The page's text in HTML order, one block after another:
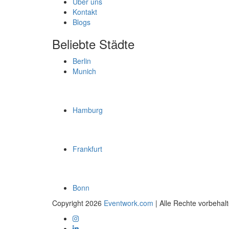
Kontakt
Blogs
Beliebte Städte
Berlin
Munich
Hamburg
Frankfurt
Bonn
Copyright 2026 Eventwork.com | Alle Rechte